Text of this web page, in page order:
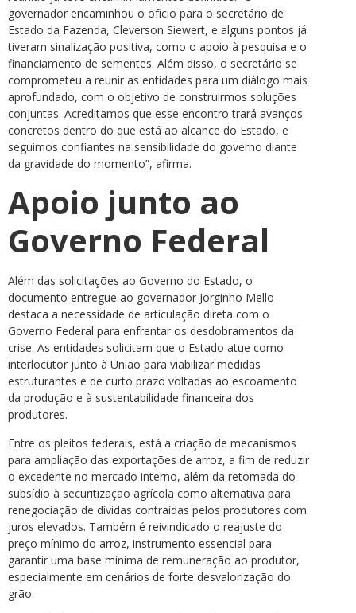
governador encaminhou o ofício para o secretário de
Estado da Fazenda, Cleverson Siewert, e alguns pontos já
tiveram sinalização positiva, como o apoio à pesquisa e o
financiamento de sementes. Além disso, o secretário se
comprometeu a reunir as entidades para um diálogo mais
aprofundado, com o objetivo de construirmos soluções
conjuntas. Acreditamos que esse encontro trará avanços
concretos dentro do que está ao alcance do Estado, e
seguimos confiantes na sensibilidade do governo diante
da gravidade do momento”, afirma.
Apoio junto ao
Governo Federal
Além das solicitações ao Governo do Estado, o
documento entregue ao governador Jorginho Mello
destaca a necessidade de articulação direta com o
Governo Federal para enfrentar os desdobramentos da
crise. As entidades solicitam que o Estado atue como
interlocutor junto à União para viabilizar medidas
estruturantes e de curto prazo voltadas ao escoamento
da produção e à sustentabilidade financeira dos
produtores.
Entre os pleitos federais, está a criação de mecanismos
para ampliação das exportações de arroz, a fim de reduzir
o excedente no mercado interno, além da retomada do
subsídio à securitização agrícola como alternativa para
renegociação de dívidas contraídas pelos produtores com
juros elevados. Também é reivindicado o reajuste do
preço mínimo do arroz, instrumento essencial para
garantir uma base mínima de remuneração ao produtor,
especialmente em cenários de forte desvalorização do
grão.